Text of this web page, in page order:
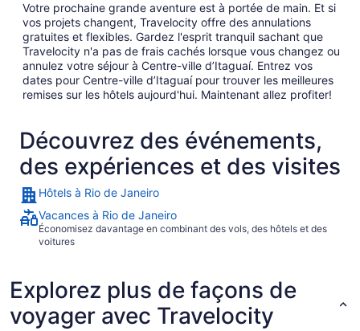
Votre prochaine grande aventure est à portée de main. Et si
vos projets changent, Travelocity offre des annulations
gratuites et flexibles. Gardez l'esprit tranquil sachant que
Travelocity n'a pas de frais cachés lorsque vous changez ou
annulez votre séjour à Centre-ville d’Itaguaí. Entrez vos
dates pour Centre-ville d’Itaguaí pour trouver les meilleures
remises sur les hôtels aujourd'hui. Maintenant allez profiter!
Découvrez des événements,
des expériences et des visites
Hôtels à Rio de Janeiro
Vacances à Rio de Janeiro
Économisez davantage en combinant des vols, des hôtels et des
voitures
Explorez plus de façons de
voyager avec Travelocity